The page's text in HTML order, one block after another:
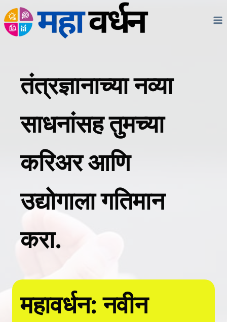
Skip
to
तंत्रज्ञानाच्या नव्या
साधनांसह तुमच्या
करिअर आणि
उद्योगाला गतिमान
करा.
महावर्धन: नवीन